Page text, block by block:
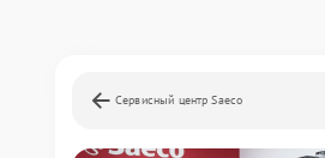
Сервисный центр Saeco